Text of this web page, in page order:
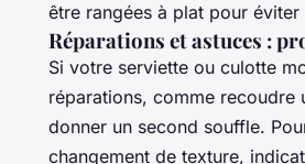
être rangées à plat pour
Réparations et astuces :
Si votre serviette ou culotte
réparations, comme recoudre
donner un second souffle.
changement de texture,